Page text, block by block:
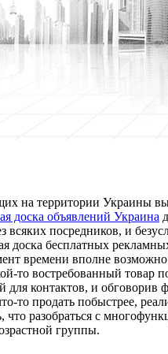
на территории Украины
доска объявлений Украина
посредников, и
бесплатных
времени вполне
то востребованный товар
контактов, и обговорив
то продать побыстрее,
разобраться с
группы.